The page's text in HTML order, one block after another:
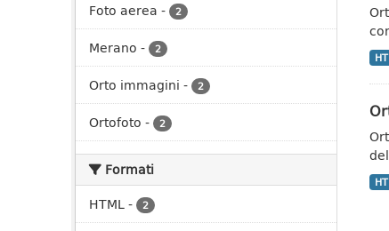
Foto aerea - 2
Merano - 2
Orto immagini - 2
Ortofoto - 2
Formati
HTML- 2